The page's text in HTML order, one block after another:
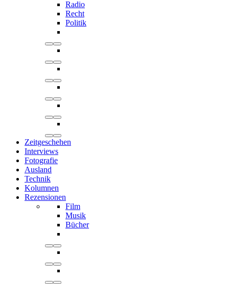
Radio
Recht
Politik
Zeitgeschehen
Interviews
Fotografie
Ausland
Technik
Kolumnen
Rezensionen
Film
Musik
Bücher